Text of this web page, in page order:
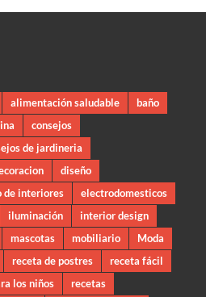
alimentación saludable
baño
consejos
de jardineria
diseño
de interiores
electrodomesticos
iluminación
interior design
mascotas mobiliario
Moda
receta de postres
receta fácil
los niños
recetas